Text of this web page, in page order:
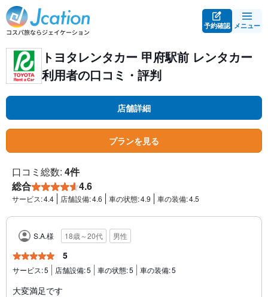
予約確認 メニュー
トヨタレンタカー 甲府駅前 レンタカー
利用者の口コミ・評判
店舗詳細
プランを見る
口コミ総数: 4件
総合
4.6
サービス:4.4 店舗設備:4.6 車の状態:4.9 車の装備:4.5
S.A.様 18歳～20代 男性
5
サービス:5 店舗設備:5 車の状態:5 車の装備:5
大変満足です